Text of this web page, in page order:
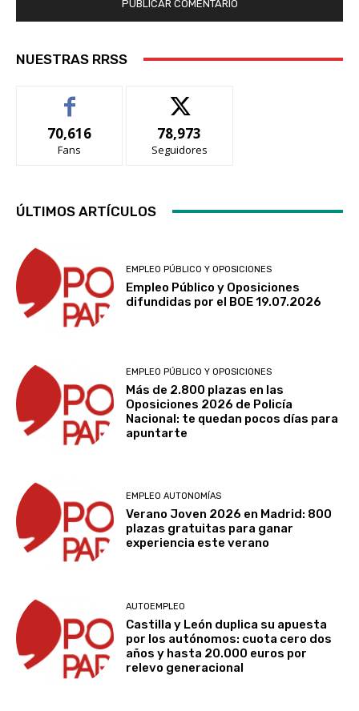
NUESTRAS RRSS
70,616
Fans
78,973
Seguidores
ÚLTIMOS ARTÍCULOS
EMPLEO PÚBLICO Y OPOSICIONES
Empleo Público y Oposiciones
difundidas por el BOE 19.07.2026
EMPLEO PÚBLICO Y OPOSICIONES
Más de 2.800 plazas en las
Oposiciones 2026 de Policía
Nacional: te quedan pocos días para
apuntarte
EMPLEO AUTONOMÍAS
Verano Joven 2026 en Madrid: 800
plazas gratuitas para ganar
experiencia este verano
AUTOEMPLEO
Castilla y León duplica su apuesta
por los autónomos: cuota cero dos
años y hasta 20.000 euros por
relevo generacional